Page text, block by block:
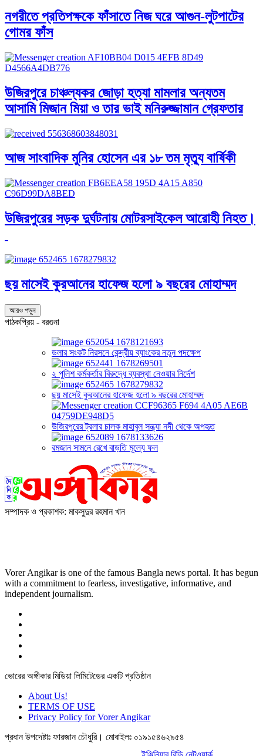
নগরীতে প্রতিপক্ষকে ফাঁসাতে নিজ ঘরে আগুন-লুটপাটের
গোমর ফাঁস
উজিরপুরে চাঞ্চল্যকর জোড়া হত্যা মামলার অন্যতম
আসামি মিজান মিয়া ও তার ভাই মনিরুজ্জামান গ্রেফতার
আজ সাংবাদিক মুনির হোসেন এর ১৮ তম মৃত্যু বার্ষিকী
উজিরপুরের সড়ক দুর্ঘটনায় মোটরসাইকেল আরোহী নিহত।
ছয় মাসেই কুরআনের হাফেজ হলো ৯ বছরের মোহাম্মদ
আরও পড়ুন
পাঠকপ্রিয় - বরগুনা
ডলার সংকট নিরসনে কেন্দ্রীয় ব্যাংকের নতুন পদক্ষেপ
২ পুলিশ কর্মকর্তার বিরুদ্ধে ব্যবস্থা নেওয়ার নির্দেশ
ছয় মাসেই কুরআনের হাফেজ হলো ৯ বছরের মোহাম্মদ
উজিরপুরের ট্রলার চালক মাহাবুল সন্ধ্যা নদী থেকে অপহৃত
রমজান সামনে রেখে বাড়তি মূল্যে ফল
সম্পাদক ও প্রকাশক: মাকসুদুর রহমান খান
Vorer Angikar is one of the famous Bangla news portal. It has begun
with a commitment to fearless, investigative, informative, and
independent journalism.
ভোরের অঙ্গীকার মিডিয়া লিমিটেডের একটি প্রতিষ্ঠান
About Us!
TERMS OF USE
Privacy Policy for Vorer Angikar
প্রধান উপদেষ্টাঃ ফারজান চৌধুরি। মোবাইলঃ ০১৯১৫৪৬২৯৫৪